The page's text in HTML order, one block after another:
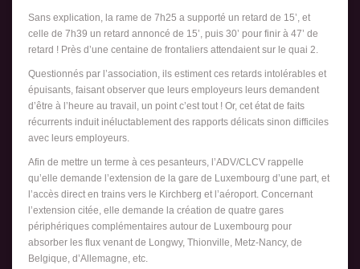
Sans explication, la rame de 7h25 a supporté un retard de 15’, et
celle de 7h39 un retard annoncé de 15’, puis 30’ pour finir à 47’ de
retard ! Près d’une centaine de frontaliers attendaient sur le quai 2.
Questionnés par l’association, ils estiment ces retards intolérables et
épuisants, faisant observer que leurs employeurs leurs demandent
d’être à l’heure au travail, un point c’est tout ! Or, cet état de faits
récurrents induit inéluctablement des rapports délicats sinon difficiles
avec leurs employeurs.
Afin de mettre un terme à ces pesanteurs, l’ADV/CLCV rappelle
qu’elle demande l’extension de la gare de Luxembourg d’une part, et
l’accès direct en trains vers le Kirchberg et l’aéroport. Concernant
l’extension citée, elle demande la création de quatre gares
périphériques complémentaires autour de Luxembourg pour
absorber les flux venant de Longwy, Thionville, Metz-Nancy, de
Belgique, d’Allemagne, etc.